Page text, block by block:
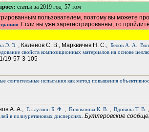
статьи за 2019 год 57 том
пользователем, поэтому вы можете
. Если вы уже зарегистрированны, то пройдите
Э. Э. , Каленов С. В., Марквичев Н. С., Белов А. А.
свойств композиционных материалов на основе
19-57-3-105
сличительные испытания как метод повышения
А. А., Гатауллин Б. Ф. , Голованова К. В. , Вдовина Т. В.
в полиуретановых дисперсиях. Бутлеровские